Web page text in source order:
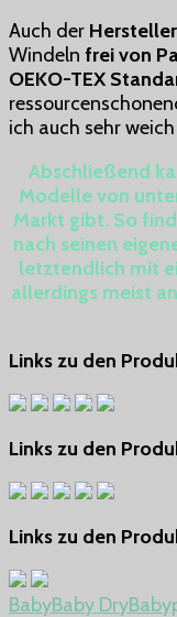
Auch der
Windeln frei von
OEKO-TEX
ich auch sehr
Abschließend
Modelle von
Markt gibt. So
nach seinen
letztendlich mit
allerdings meist
Links zu den
Links zu den
Links zu den
BabyBaby Dry